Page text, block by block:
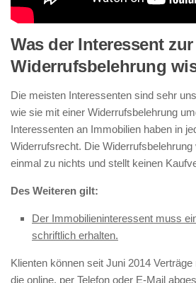
Was der Interessent zur
Widerrufsbelehrung
Die meisten Interessenten sind sehr
wie sie mit einer Widerrufsbelehrung
Interessenten an Immobilien haben in
Widerrufsrecht. Die
einmal zu nichts und stellt keinen
Des Weiteren gilt:
Der Immobilieninteressent muss
schriftlich erhalten.
Klienten können seit Juni 2014
die online, per Telefon oder E-Mail